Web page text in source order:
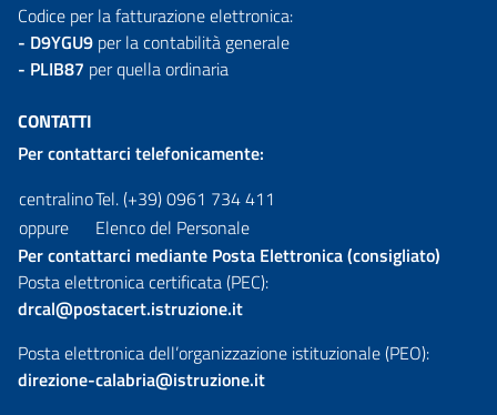
Codice per la fatturazione elettronica:
- D9YGU9 per la contabilità generale
- PLIB87 per quella ordinaria
CONTATTI
Per contattarci telefonicamente:
centralinoTel. (+39) 0961 734 411
oppure
Elenco del Personale
Per contattarci mediante Posta Elettronica (consigliato)
Posta elettronica certificata (PEC):
drcal@postacert.istruzione.it
Posta elettronica dell’organizzazione istituzionale (PEO):
direzione-calabria@istruzione.it